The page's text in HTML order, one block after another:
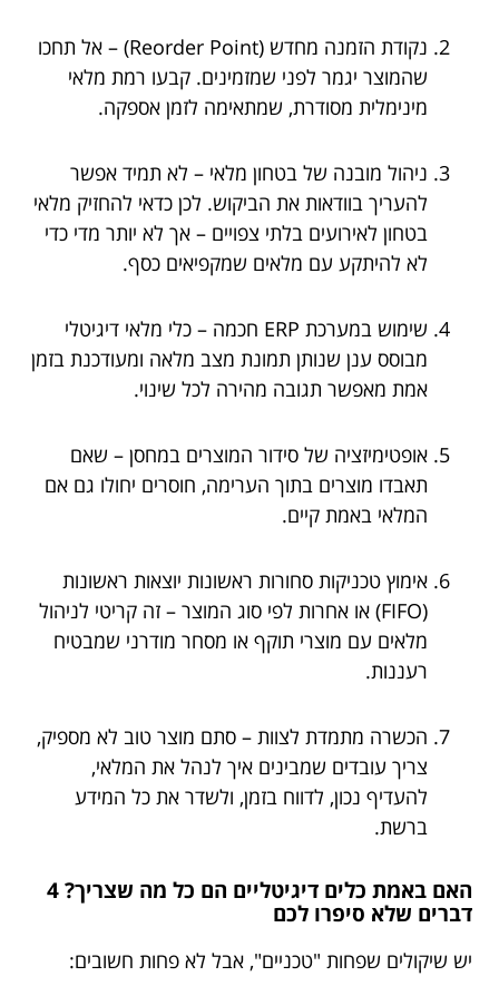
נקודת הזמנה מחדש (Reorder Point) – אל תחכו
שהמוצר יגמר לפני שמזמינים. קבעו רמת מלאי
מינימלית מסודרת, שמתאימה לזמן אספקה.
ניהול מובנה של בטחון מלאי – לא תמיד אפשר
להעריך בוודאות את הביקוש. לכן כדאי להחזיק מלאי
בטחון לאירועים בלתי צפויים – אך לא יותר מדי כדי
לא להיתקע עם מלאים שמקפיאים כסף.
שימוש במערכת ERP חכמה – כלי מלאי דיגיטלי
מבוסס ענן שנותן תמונת מצב מלאה ומעודכנת בזמן
אמת מאפשר תגובה מהירה לכל שינוי.
אופטימיזציה של סידור המוצרים במחסן – שאם
תאבדו מוצרים בתוך הערימה, חוסרים יחולו גם אם
המלאי באמת קיים.
אימוץ טכניקות סחורות ראשונות יוצאות ראשונות
(FIFO) או אחרות לפי סוג המוצר – זה קריטי לניהול
מלאים עם מוצרי תוקף או מסחר מודרני שמבטיח
רעננות.
הכשרה מתמדת לצוות – סתם מוצר טוב לא מספיק,
צריך עובדים שמבינים איך לנהל את המלאי,
להעדיף נכון, לדווח בזמן, ולשדר את כל המידע
ברשת.
האם באמת כלים דיגיטליים הם כל מה שצריך? 4
דברים שלא סיפרו לכם
יש שיקולים שפחות "טכניים", אבל לא פחות חשובים: